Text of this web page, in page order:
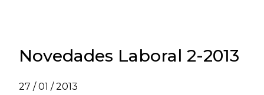
Novedades Laboral 2-2013
27 / 01 / 2013